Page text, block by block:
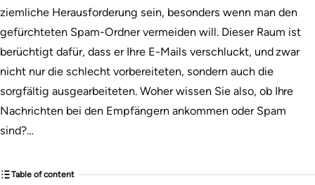
ziemliche Herausforderung sein, besonders wenn man den
gefürchteten Spam-Ordner vermeiden will. Dieser Raum ist
berüchtigt dafür, dass er Ihre E-Mails verschluckt, und zwar
nicht nur die schlecht vorbereiteten, sondern auch die
sorgfältig ausgearbeiteten. Woher wissen Sie also, ob Ihre
Nachrichten bei den Empfängern ankommen oder Spam
sind?…
Table of content